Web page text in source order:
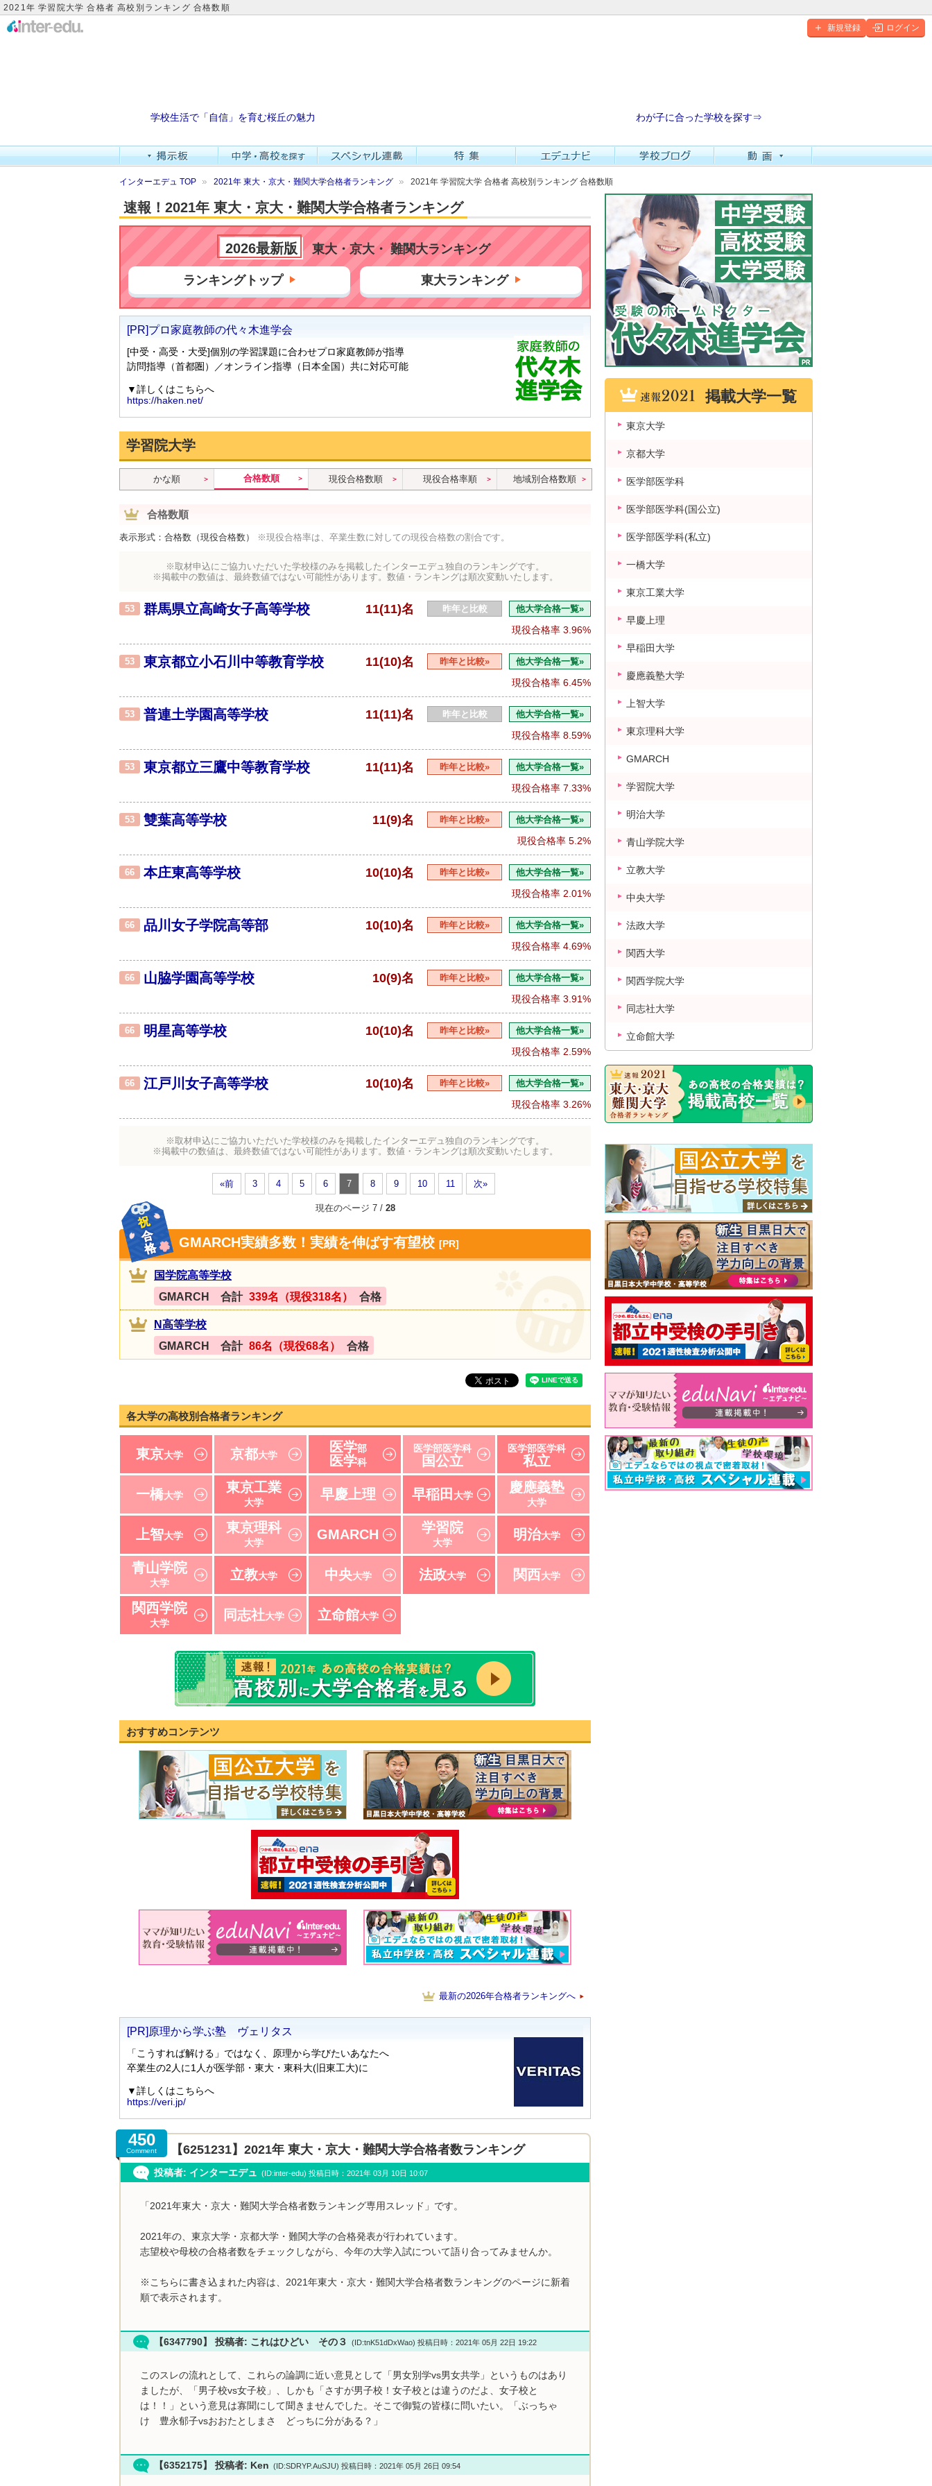
2021年 学習院大学 合格者 高校別ランキング 合格数順
新規登録 ログイン
学校生活で「自信」を育む桜丘の魅力 わが子に合った学校を探す⇒
インターエデュ TOP 2021年 東大・京大・難関大学合格者ランキング 2021年 学習院大学 合格者 高校別ランキング 合格数順
速報！2021年 東大・京大・難関大学合格者ランキング
2026最新版 東大・京大・ 難関大ランキング
ランキングトップ 東大ランキング
学習院大学
かな順 合格数順 現役合格数順 現役合格率順 地域別合格数順
合格数順
表示形式：合格数（現役合格数） ※現役合格率は、卒業生数に対しての現役合格数の割合です。
※取材申込にご協力いただいた学校様のみを掲載したインターエデュ独自のランキングです。
※掲載中の数値は、最終数値ではない可能性があります。数値・ランキングは順次変動いたします。
53 群馬県立高崎女子高等学校 11(11)名 昨年と比較 他大学合格一覧»
現役合格率 3.96%
53 東京都立小石川中等教育学校 11(10)名 昨年と比較» 他大学合格一覧»
現役合格率 6.45%
53 普連土学園高等学校 11(11)名 昨年と比較 他大学合格一覧»
現役合格率 8.59%
53 東京都立三鷹中等教育学校 11(11)名 昨年と比較» 他大学合格一覧»
現役合格率 7.33%
53 雙葉高等学校 11(9)名 昨年と比較» 他大学合格一覧»
現役合格率 5.2%
66 本庄東高等学校 10(10)名 昨年と比較» 他大学合格一覧»
現役合格率 2.01%
66 品川女子学院高等部 10(10)名 昨年と比較» 他大学合格一覧»
現役合格率 4.69%
66 山脇学園高等学校 10(9)名 昨年と比較» 他大学合格一覧»
現役合格率 3.91%
66 明星高等学校 10(10)名 昨年と比較» 他大学合格一覧»
現役合格率 2.59%
66 江戸川女子高等学校 10(10)名 昨年と比較» 他大学合格一覧»
現役合格率 3.26%
※取材申込にご協力いただいた学校様のみを掲載したインターエデュ独自のランキングです。
※掲載中の数値は、最終数値ではない可能性があります。数値・ランキングは順次変動いたします。
«前 3 4 5 6 7 8 9 10 11 次»
現在のページ 7 / 28
GMARCH実績多数！実績を伸ばす有望校 [PR]
国学院高等学校
GMARCH 合計 339名（現役318名） 合格
N高等学校
GMARCH 合計 86名（現役68名） 合格
各大学の高校別合格者ランキング
東京大学 京都大学
医学部
医学科
医学部医学科
国公立
医学部医学科
私立
一橋大学
東京工業
大学
早慶上理 早稲田 大学
慶應義塾
大学
上智大学
東京理科
大学
GMARCH 学習院
大学
明治大学
青山学院
大学
立教大学 中央大学 法政大学 関西大学
関西学院
大学
同志社大学 立命館大学
おすすめコンテンツ
最新の2026年合格者ランキングへ
450
Comment 【6251231】2021年 東大・京大・難関大学合格者数ランキング
投稿者: インターエデュ (ID:inter-edu) 投稿日時：2021年 03月 10日 10:07
「2021年東大・京大・難関大学合格者数ランキング専用スレッド」です。
2021年の、東京大学・京都大学・難関大学の合格発表が行われています。
志望校や母校の合格者数をチェックしながら、今年の大学入試について語り合ってみませんか。
※こちらに書き込まれた内容は、2021年東大・京大・難関大学合格者数ランキングのページに新着
順で表示されます。
【6347790】 投稿者: これはひどい その３ (ID:tnK51dDxWao) 投稿日時：2021年 05月 22日 19:22
このスレの流れとして、これらの論調に近い意見として「男女別学vs男女共学」というものはあり
ましたが、「男子校vs女子校」、しかも「さすが男子校！女子校とは違うのだよ、女子校と
は！！」という意見は寡聞にして聞きませんでした。そこで御覧の皆様に問いたい。「ぶっちゃ
け 豊永郁子vsおおたとしまさ どっちに分がある？」
【6352175】 投稿者: Ken (ID:SDRYP.AuSJU) 投稿日時：2021年 05月 26日 09:54
掲載大学一覧
東京大学
京都大学
医学部医学科
医学部医学科(国公立)
医学部医学科(私立)
一橋大学
東京工業大学
早慶上理
早稲田大学
慶應義塾大学
上智大学
東京理科大学
GMARCH
学習院大学
明治大学
青山学院大学
立教大学
中央大学
法政大学
関西大学
関西学院大学
同志社大学
立命館大学